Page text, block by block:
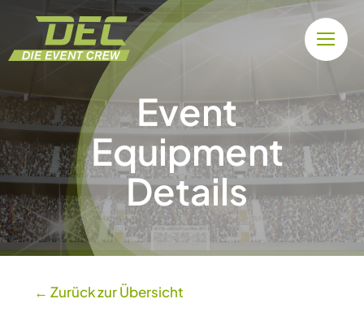
springen
Event
Equipment
Details
← Zurück zur Übersicht